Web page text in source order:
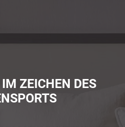
ZEICHEN DES